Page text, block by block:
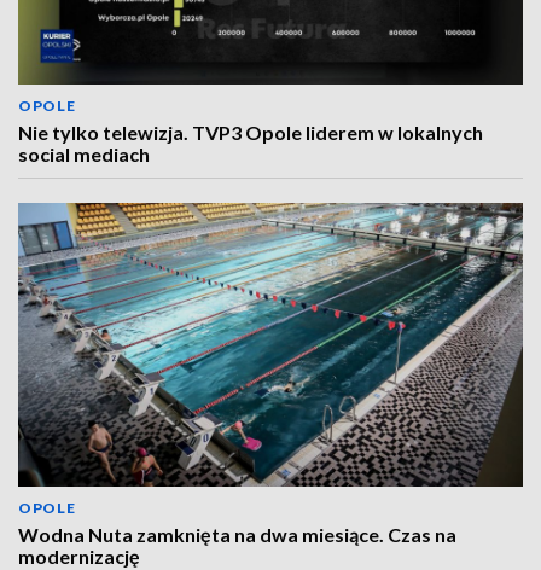
OPOLE
Nie tylko telewizja. TVP3 Opole liderem w lokalnych
social mediach
OPOLE
Wodna Nuta zamknięta na dwa miesiące. Czas na
modernizację